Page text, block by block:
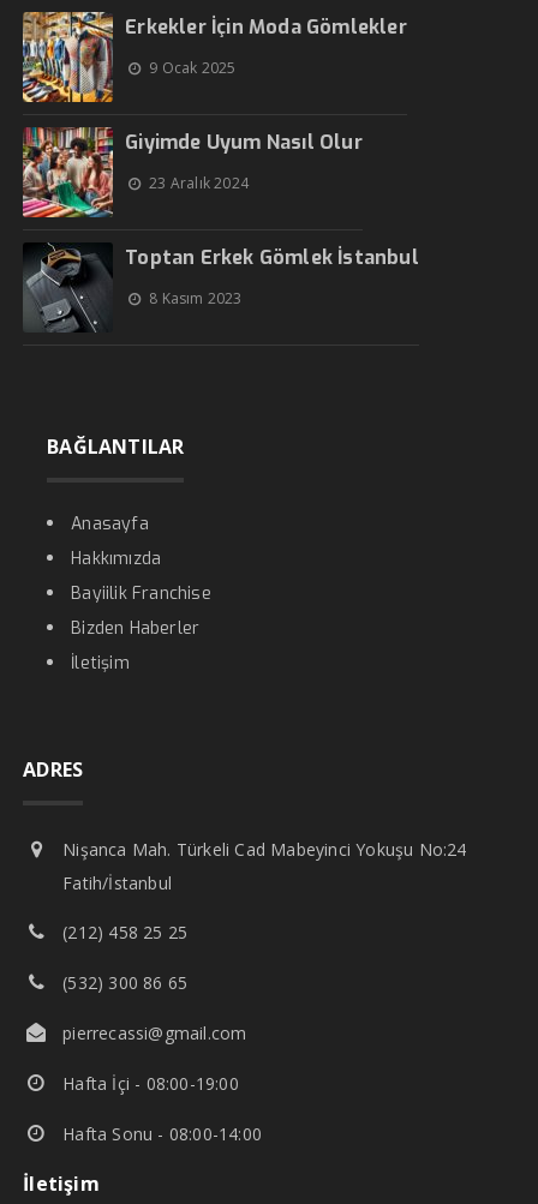
Erkekler İçin Moda Gömlekler
9 Ocak 2025
Giyimde Uyum Nasıl Olur
23 Aralık 2024
Toptan Erkek Gömlek İstanbul
8 Kasım 2023
BAĞLANTILAR
Anasayfa
Hakkımızda
Bayiilik Franchise
Bizden Haberler
İletişim
ADRES
Nişanca Mah. Türkeli Cad Mabeyinci Yokuşu No:24
Fatih/İstanbul
(212) 458 25 25
(532) 300 86 65
pierrecassi@gmail.com
Hafta İçi - 08:00-19:00
Hafta Sonu - 08:00-14:00
İletişim